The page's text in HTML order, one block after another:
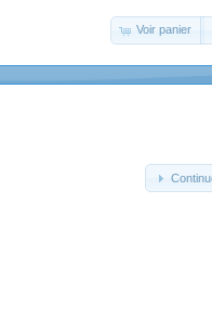
Voir panier